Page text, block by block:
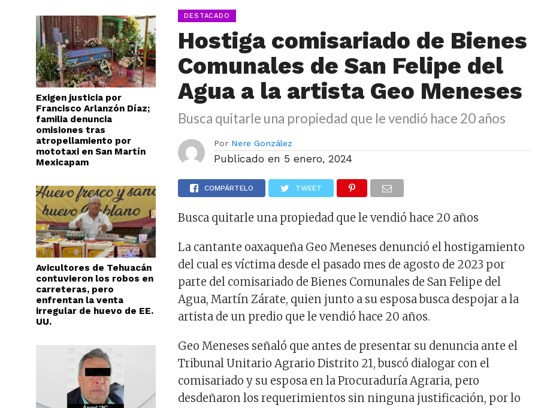
Exigen justicia por
Francisco Arlanzón Díaz;
familia denuncia
omisiones tras
atropellamiento por
mototaxi en San Martín
Mexicapam
Avicultores de Tehuacán
contuvieron los robos en
carreteras, pero
enfrentan la venta
irregular de huevo de EE.
UU.
DESTACADO
Hostiga comisariado de Bienes
Comunales de San Felipe del
Agua a la artista Geo Meneses
Busca quitarle una propiedad que le vendió hace 20 años
Por Nere González
Publicado en 5 enero, 2024
COMPÁRTELO TWEET
Busca quitarle una propiedad que le vendió hace 20 años
La cantante oaxaqueña Geo Meneses denunció el hostigamiento
del cual es víctima desde el pasado mes de agosto de 2023 por
parte del comisariado de Bienes Comunales de San Felipe del
Agua, Martín Zárate, quien junto a su esposa busca despojar a la
artista de un predio que le vendió hace 20 años.
Geo Meneses señaló que antes de presentar su denuncia ante el
Tribunal Unitario Agrario Distrito 21, buscó dialogar con el
comisariado y su esposa en la Procuraduría Agraria, pero
desdeñaron los requerimientos sin ninguna justificación, por lo